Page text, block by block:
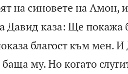
на синовете на Амон,
Давид каза: Ще покажа
благост към мен.
му. Но когато